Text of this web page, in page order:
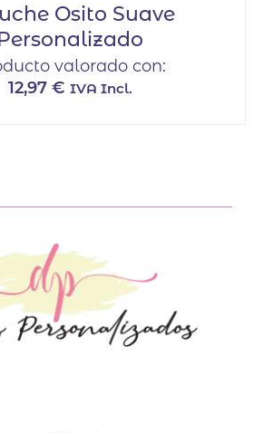
Osito Suave
valorado con:
12,97 € IVA Incl.